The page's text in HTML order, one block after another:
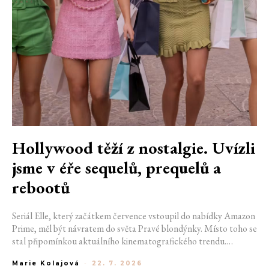
Hollywood těží z nostalgie. Uvízli
jsme v éře sequelů, prequelů a
rebootů
Seriál Elle, který začátkem července vstoupil do nabídky Amazon
Prime, měl být návratem do světa Pravé blondýnky. Místo toho se
stal připomínkou aktuálního kinematografického trendu.
Prequely, sequely, spin-offy i rebooty zaplnily kina i streamovací
Marie Kolajová - 22. 7. 2026